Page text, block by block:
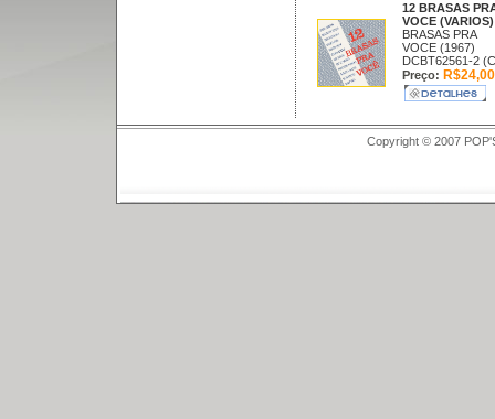
12 BRASAS
VOCE (VARIOS)
BRASAS PRA
VOCE (1967)
DCBT62561-2
Preço: R$24,00
Copyright © 2007